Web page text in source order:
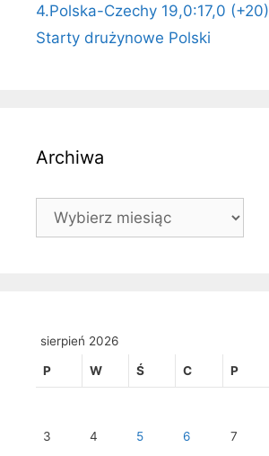
4.Polska-Czechy 19,0:17,0 (+20)
Starty drużynowe Polski
Archiwa
Archiwa
sierpień 2026
P W Ś C P
3 4 5 6 7